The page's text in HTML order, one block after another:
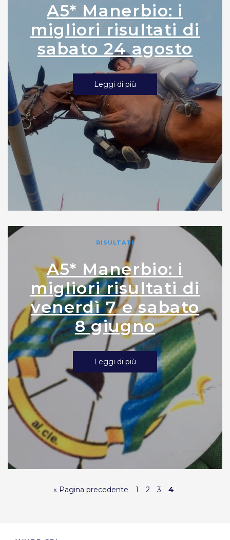
A5* Manerbio: i
migliori risultati di
sabato 24 agosto
Leggi di più
RISULTATI
A5* Manerbio: i
migliori risultati di
venerdì 7 e sabato
8 giugno
Leggi di più
« Pagina precedente 1 2 3 4